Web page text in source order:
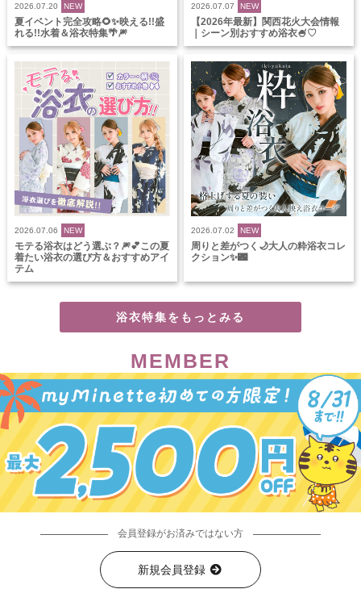
2026.07.20 NEW
夏イベント完全攻略🌻✨映える!!盛
れる!!水着＆浴衣特集🌴🎆
2026.07.07 NEW
【2026年最新】関西花火大会情報
｜シーン別おすすめ浴衣🍧♡
2026.07.06 NEW
モテる浴衣はどう選ぶ？🎆💕この夏
着たい浴衣の選び方＆おすすめアイ
テム
2026.07.02 NEW
周りと差がつく🌙大人の粋浴衣コレ
クション✨🌃
浴衣特集をもっとみる
MEMBER
会員登録がお済みではない方
新規会員登録